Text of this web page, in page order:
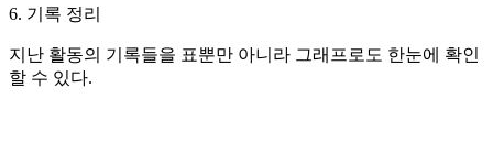
6. 기록 정리
지난 활동의 기록들을 표뿐만 아니라 그래프로도 한눈에 확인
할 수 있다.